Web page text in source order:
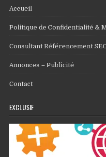
Accueil
Politique de Confidentialité &
Consultant Référencement
Annonces – Publicité
Contact
EXCLUSIF